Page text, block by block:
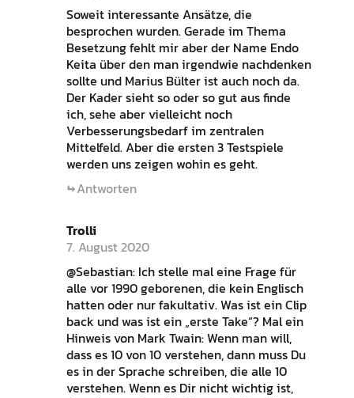
Soweit interessante Ansätze, die
besprochen wurden. Gerade im Thema
Besetzung fehlt mir aber der Name Endo
Keita über den man irgendwie nachdenken
sollte und Marius Bülter ist auch noch da.
Der Kader sieht so oder so gut aus finde
ich, sehe aber vielleicht noch
Verbesserungsbedarf im zentralen
Mittelfeld. Aber die ersten 3 Testspiele
werden uns zeigen wohin es geht.
Antworten
Trolli
7. August 2020
@Sebastian: Ich stelle mal eine Frage für
alle vor 1990 geborenen, die kein Englisch
hatten oder nur fakultativ. Was ist ein Clip
back und was ist ein „erste Take“? Mal ein
Hinweis von Mark Twain: Wenn man will,
dass es 10 von 10 verstehen, dann muss Du
es in der Sprache schreiben, die alle 10
verstehen. Wenn es Dir nicht wichtig ist,